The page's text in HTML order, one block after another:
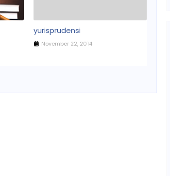
yurisprudensi
November 22, 2014